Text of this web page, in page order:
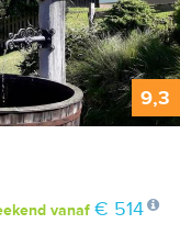
9,3
vanaf € 514